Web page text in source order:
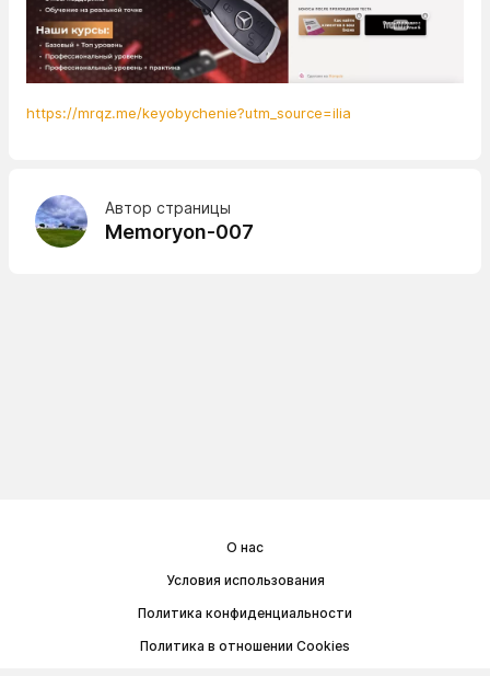
https://mrqz.me/keyobychenie?utm_source=ilia
Автор страницы
Memoryon-007
О нас
Условия использования
Политика конфиденциальности
Политика в отношении Cookies